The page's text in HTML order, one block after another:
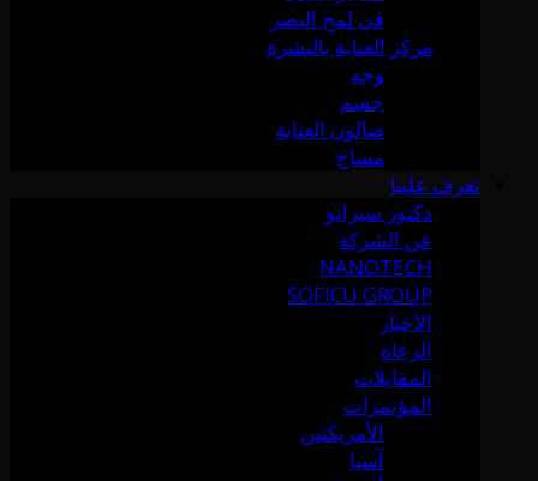
في لمح البصر
مركز العناية بالبشرة
وجه
جسم
صالون العناية
مساج
تعرف علينا
دكتور سيرانو
عن الشركة
NANOTECH
SOFICU GROUP
الأخبار
الرعاة
المقابلات
المؤتمرات
الأمريكتين
آسيا